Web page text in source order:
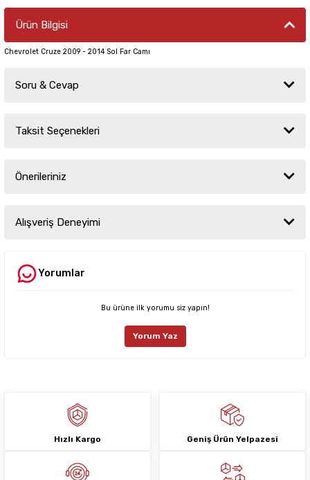
Ürün Bilgisi
Chevrolet Cruze 2009 - 2014 Sol Far Camı
Soru & Cevap
Ürün hakkında henüz soru sorulmamış.
Taksit Seçenekleri
Önerileriniz
yetersiz gördüğünüz noktaları öneri formunu kullanarak tarafımıza
iletebilirsiniz.
Ürün resmi kalitesiz, bozuk veya görüntülenemiyor.
Ürün fiyatı diğer sitelerden daha pahalı.
Alışveriş Deneyimi
Deneyimini Paylaş
Yorumlar
Bu ürüne ilk yorumu siz yapın!
Yorum Yaz
Hızlı Kargo Geniş Ürün Yelpazesi